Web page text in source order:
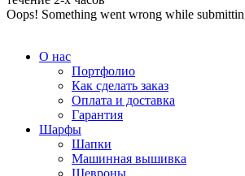
Oops! Something went wrong while
О нас
Портфолио
Как сделать заказ
Оплата и доставка
Гарантия
Шарфы
Шапки
Машинная вышивка
Шевроны